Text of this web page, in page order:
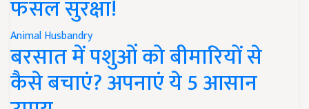
फसल सुरक्षा!
Animal Husbandry
बरसात में पशुओं को बीमारियों से
कैसे बचाएं? अपनाएं ये 5 आसान